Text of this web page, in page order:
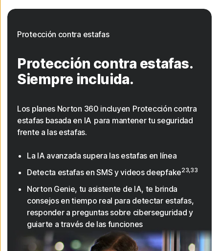
Protección contra estafas
Protección contra estafas.
Siempre incluida.
Los planes Norton 360 incluyen Protección contra
estafas basada en IA para mantener tu seguridad
frente a las estafas.
La IA avanzada supera las estafas en línea
Detecta estafas en SMS y videos deepfake23,33
Norton Genie, tu asistente de IA, te brinda
consejos en tiempo real para detectar estafas,
responder a preguntas sobre ciberseguridad y
guiarte a través de las funciones